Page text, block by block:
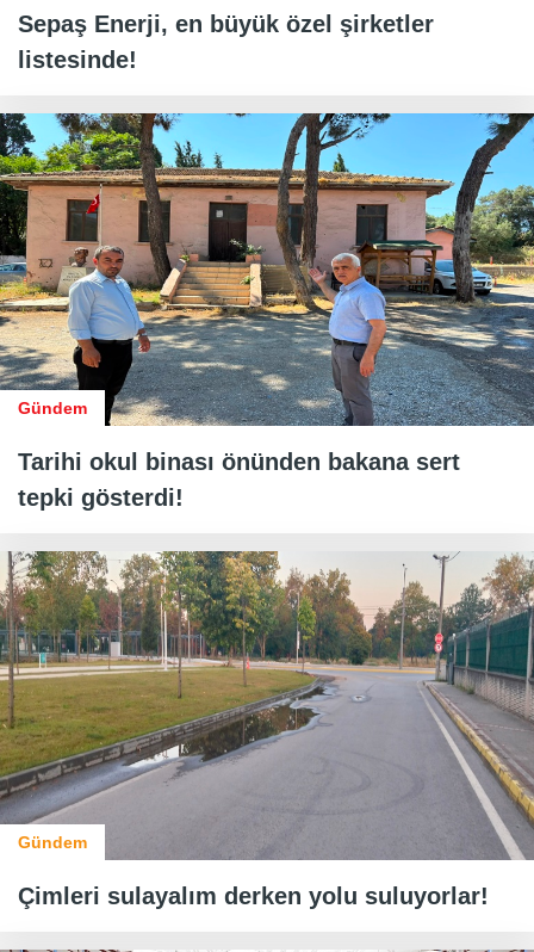
Sepaş Enerji, en büyük özel şirketler
listesinde!
Gündem
Tarihi okul binası önünden bakana sert
tepki gösterdi!
Gündem
Çimleri sulayalım derken yolu suluyorlar!